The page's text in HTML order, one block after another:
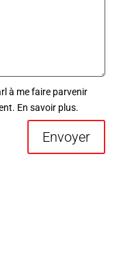
à me faire parvenir
En savoir plus.
Envoyer